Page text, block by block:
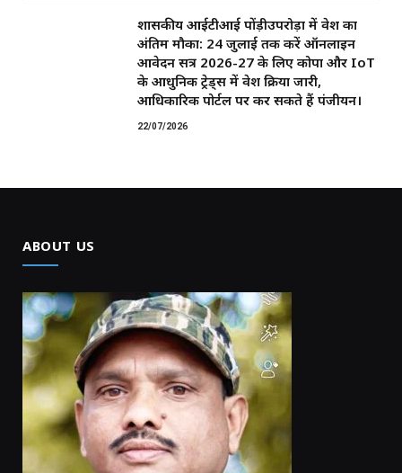
शासकीय आईटीआई पोंड़ीउपरोड़ा में प्रवेश का
अंतिम मौका: 24 जुलाई तक करें ऑनलाइन
आवेदन सत्र 2026-27 के लिए कोपा और IoT
के आधुनिक ट्रेड्स में प्रवेश प्रक्रिया जारी,
आधिकारिक पोर्टल पर कर सकते हैं पंजीयन।
22/07/2026
ABOUT US